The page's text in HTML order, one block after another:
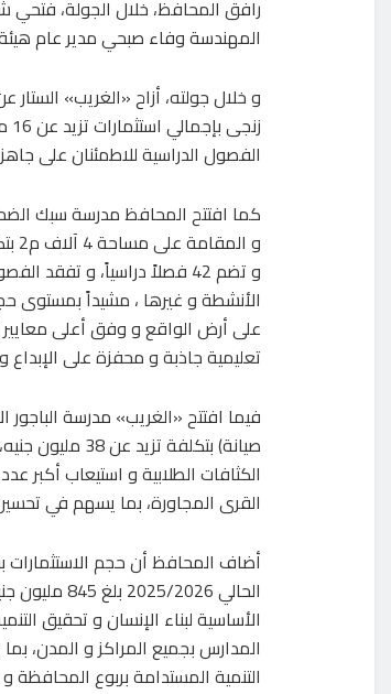
رافق المحافظ، خلال الجولة، فتحي
المهندسة وفاء صبحي مدير عام
و خلال جولته، أزاح «الغريب»
الفصول الدراسية للاطمئنان على
كما افتتح المحافظ مدرسة سبك
و تضم 42 فصلاً دراسياً، و
الأنشطة و غيرها ، مشيداً بمستوى
على أرض الواقع و وفق أعلى معايير
تعليمية جاذبة و محفزة على الإبداع و
فيما افتتح «الغريب» مدرسة الباجور
الكثافات الطلابية و استيعاب أكبر
القرى المجاورة، بما يسهم في
أضاف المحافظ أن حجم الاستثمارات
الحالي
الأساسية لبناء الإنسان و تحقيق
المدارس بجميع المراكز و المدن،
التنمية المستدامة بربوع